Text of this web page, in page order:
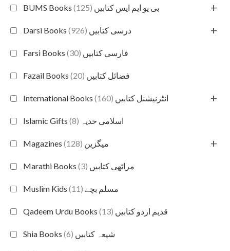
BUMS Books بی یو ایم ایس کتابیں (125) +
Darsi Books درسی کتابیں (926) +
Farsi Books فارسی کتابیں (30)
Fazail Books فضائل کتابیں (20)
International Books انٹرنیشنل کتابیں (160) +
Islamic Gifts اسلامی حدیہ (8)
Magazines میگزین (128) +
Marathi Books مراٹھی کتابیں (3)
Muslim Kids مسلم بچے (11)
Qadeem Urdu Books قدیم اردو کتابیں (13)
Shia Books شیعہ کتابیں (6)